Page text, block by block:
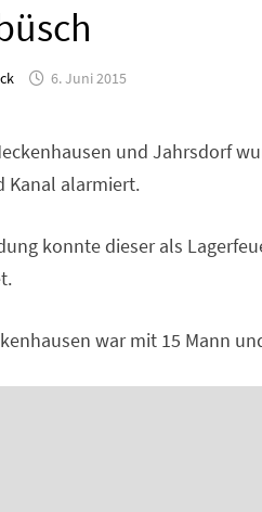
6. Juni 2015
und Jahrsdorf
Kanal alarmiert.
konnte dieser als
war mit 15 Mann